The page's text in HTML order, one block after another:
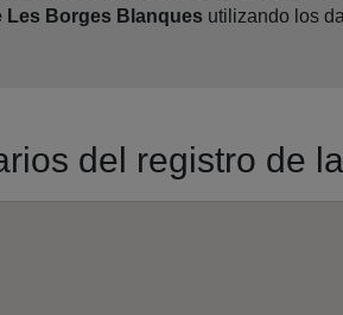
Les Borges Blanques utilizando los
del registro de